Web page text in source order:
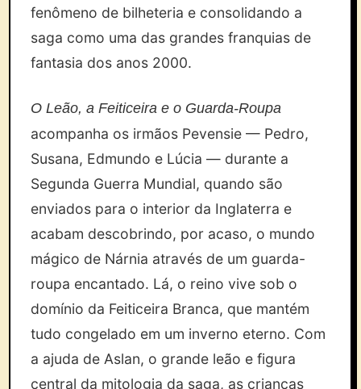
fenômeno de bilheteria e consolidando a
saga como uma das grandes franquias de
fantasia dos anos 2000.
O Leão, a Feiticeira e o Guarda-Roupa
acompanha os irmãos Pevensie — Pedro,
Susana, Edmundo e Lúcia — durante a
Segunda Guerra Mundial, quando são
enviados para o interior da Inglaterra e
acabam descobrindo, por acaso, o mundo
mágico de Nárnia através de um guarda-
roupa encantado. Lá, o reino vive sob o
domínio da Feiticeira Branca, que mantém
tudo congelado em um inverno eterno. Com
a ajuda de Aslan, o grande leão e figura
central da mitologia da saga, as crianças